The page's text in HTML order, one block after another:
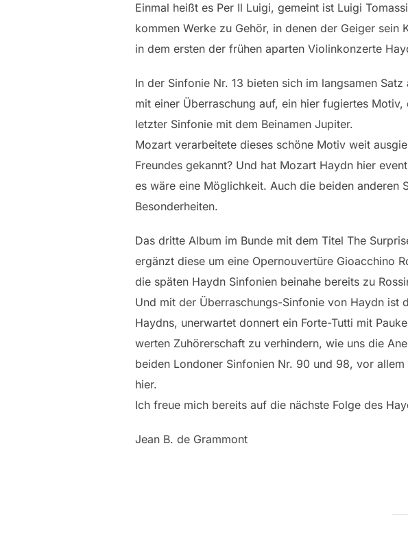
Einmal heißt es Per Il Luigi, gemeint ist Luigi
kommen Werke zu Gehör, in denen der Geiger
in dem ersten der frühen aparten Violinkonzerte
In der Sinfonie Nr. 13 bieten sich im langsamen
mit einer Überraschung auf, ein hier fugiertes
letzter Sinfonie mit dem Beinamen Jupiter.
Mozart verarbeitete dieses schöne Motiv weit
Freundes gekannt? Und hat Mozart Haydn hier
es wäre eine Möglichkeit. Auch die beiden anderen
Besonderheiten.
Das dritte Album im Bunde mit dem Titel The
ergänzt diese um eine Opernouvertüre Gioacchino
die späten Haydn Sinfonien beinahe bereits zu
Und mit der Überraschungs-Sinfonie von Haydn ist
Haydns, unerwartet donnert ein Forte-Tutti mit
werten Zuhörerschaft zu verhindern, wie uns die
beiden Londoner Sinfonien Nr. 90 und 98, vor
hier.
Ich freue mich bereits auf die nächste Folge des
Jean B. de Grammont